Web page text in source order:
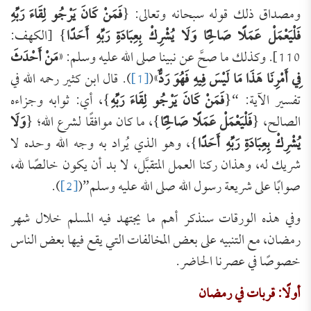
ومصداق ذلك قوله سبحانه وتعالى: {فَمَنْ كَانَ يَرْجُو لِقَاءَ رَبِّهِ
فَلْيَعْمَلْ عَمَلًا صَالِحًا وَلَا يُشْرِكْ بِعِبَادَةِ رَبِّهِ أَحَدًا} [الكهف:
110]. وكذلك ما صحَّ عن نبينا صلى الله عليه وسلم: « مَنْ أَحْدَثَ
فِي أَمْرِنَا هَذَا مَا لَيْسَ فِيهِ فَهُوَ رَدٌّ»(
[1] ). قال ابن كثير رحمه الله في
تفسير الآية: “{فَمَنْ كَانَ يَرْجُو لِقَاءَ رَبِّهِ}، أي: ثوابه وجزاءه
الصالح، {فَلْيَعْمَلْ عَمَلًا صَالِحًا}، ما كان موافقًا لشرع الله؛ {وَلَا
يُشْرِكْ بِعِبَادَةِ رَبِّهِ أَحَدًا}، وهو الذي يُراد به وجه الله وحده لا
شريك له، وهذان ركنا العمل المتقبَّل، لا بد أن يكون خالصًا لله،
صوابًا على شريعة رسول الله صلى الله عليه وسلم”([2]
).
وفي هذه الورقات سنذكر أهم ما يجتهد فيه المسلم خلال شهر
رمضان، مع التنبيه على بعض المخالفات التي يقع فيها بعض الناس
خصوصًا في عصرنا الحاضر.
أولًا: قربات في رمضان